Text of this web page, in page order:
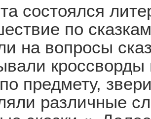
состоялся
по
на вопросы
кроссворды
предмету,
различные